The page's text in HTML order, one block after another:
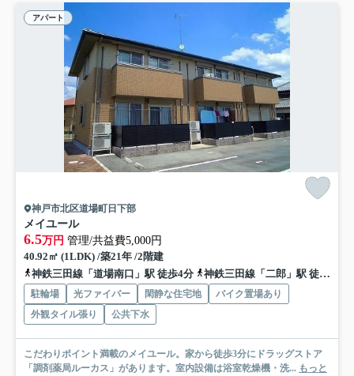
アパート
神戸市北区道場町日下部
メイユール
6.5万円 管理/共益費5,000円
40.92㎡ (1LDK) /築21年 /2階建
神鉄三田線「道場南口」駅 徒歩4分
神鉄三田線「二郎」駅 徒歩13分
駐輪場 光ファイバー 閑静な住宅地
バイク置場あり
外観タイル張り
公共下水
こだわりポイント満載のメイユール。家から徒歩3分にドラッグストア
「調剤薬局ルーカス」があります。室内設備は浴室乾燥機・洗... もっと